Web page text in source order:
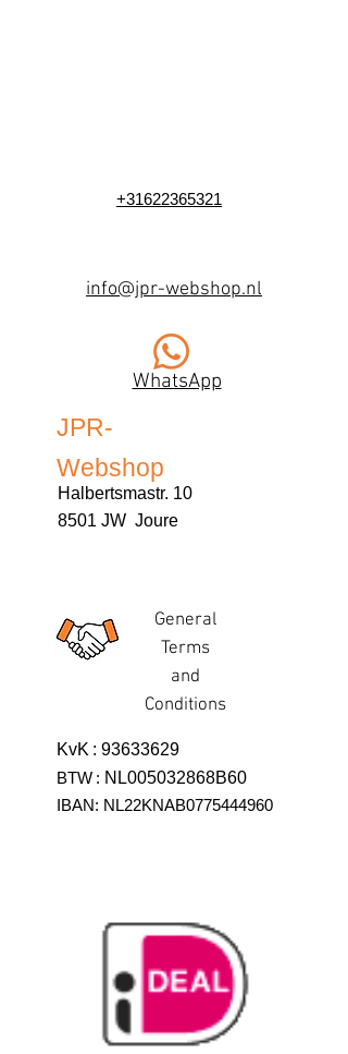
+31622365321
info@jpr-webshop.nl
WhatsApp
JPR-
Webshop
Halbertsmastr. 10
8501 JW Joure
General
Terms
and
Conditions
KvK : 93633629
BTW : NL005032868B60
IBAN: NL22KNAB0775444960